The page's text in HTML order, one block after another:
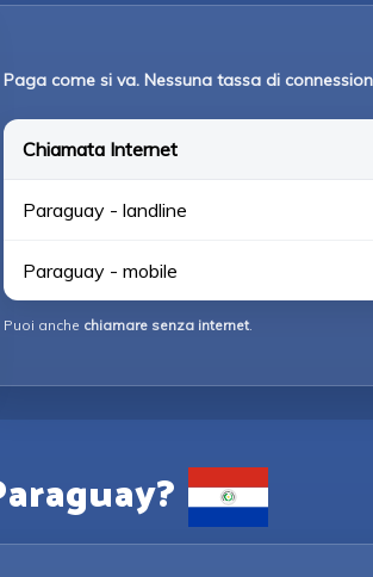
Paga come si va. Nessuna tassa di
Chiamata Internet
Paraguay - landline
Paraguay - mobile
Puoi anche chiamare senza internet.